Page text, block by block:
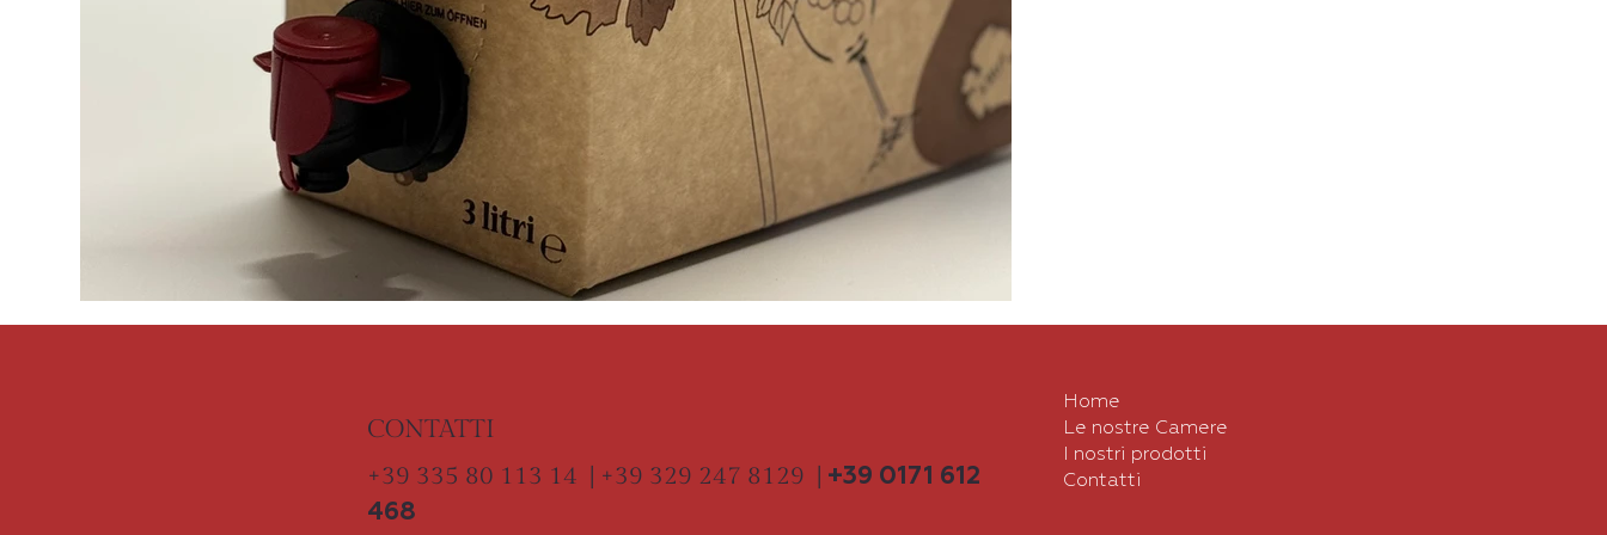
CONTATTI
+39 335 80 113 14 | +39 329 247 8129 | +39 0171 612
468
Home
Le nostre Camere
I nostri prodotti
Contatti